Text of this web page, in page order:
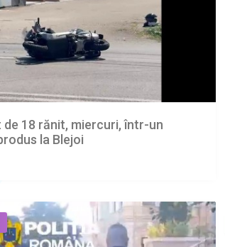
18 rănit, miercuri, într-un
la Blejoi